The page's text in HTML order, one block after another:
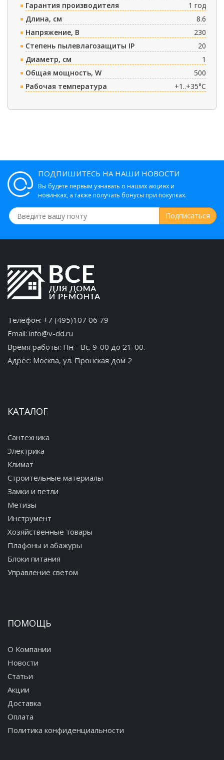
Гарантия производителя
1 год
Длина, см
8.6
Напряжение, В
230
Степень пылевлагозащиты IP
20
Диаметр, см
1
Общая мощность, W
500
Рабочая температура
+1..+35°C
ПОДПИШИТЕСЬ НА НАШИ НОВОСТИ
Вы будете первым узнавать о наших акциях и
новинках, а также получать бонусы при покупках.
Телефон: +7 (495)107 06 79
Email: info@v-dd.ru
Время работы: Пн - Вс. 9-00 до 21-00.
Адрес: Москва, ул. Пронская дом 2
КАТАЛОГ
Сантехника
Электрика
Климат
Строительные материалы
Замки и петли
Метизы
Инструмент
Хозяйственные товары
Плафоны и абажуры
Блоки питания
Управление светом
ПОМОЩЬ
О Компании
Новости
Статьи
Акции
Доставка
Оплата
Политика конфиденциальности